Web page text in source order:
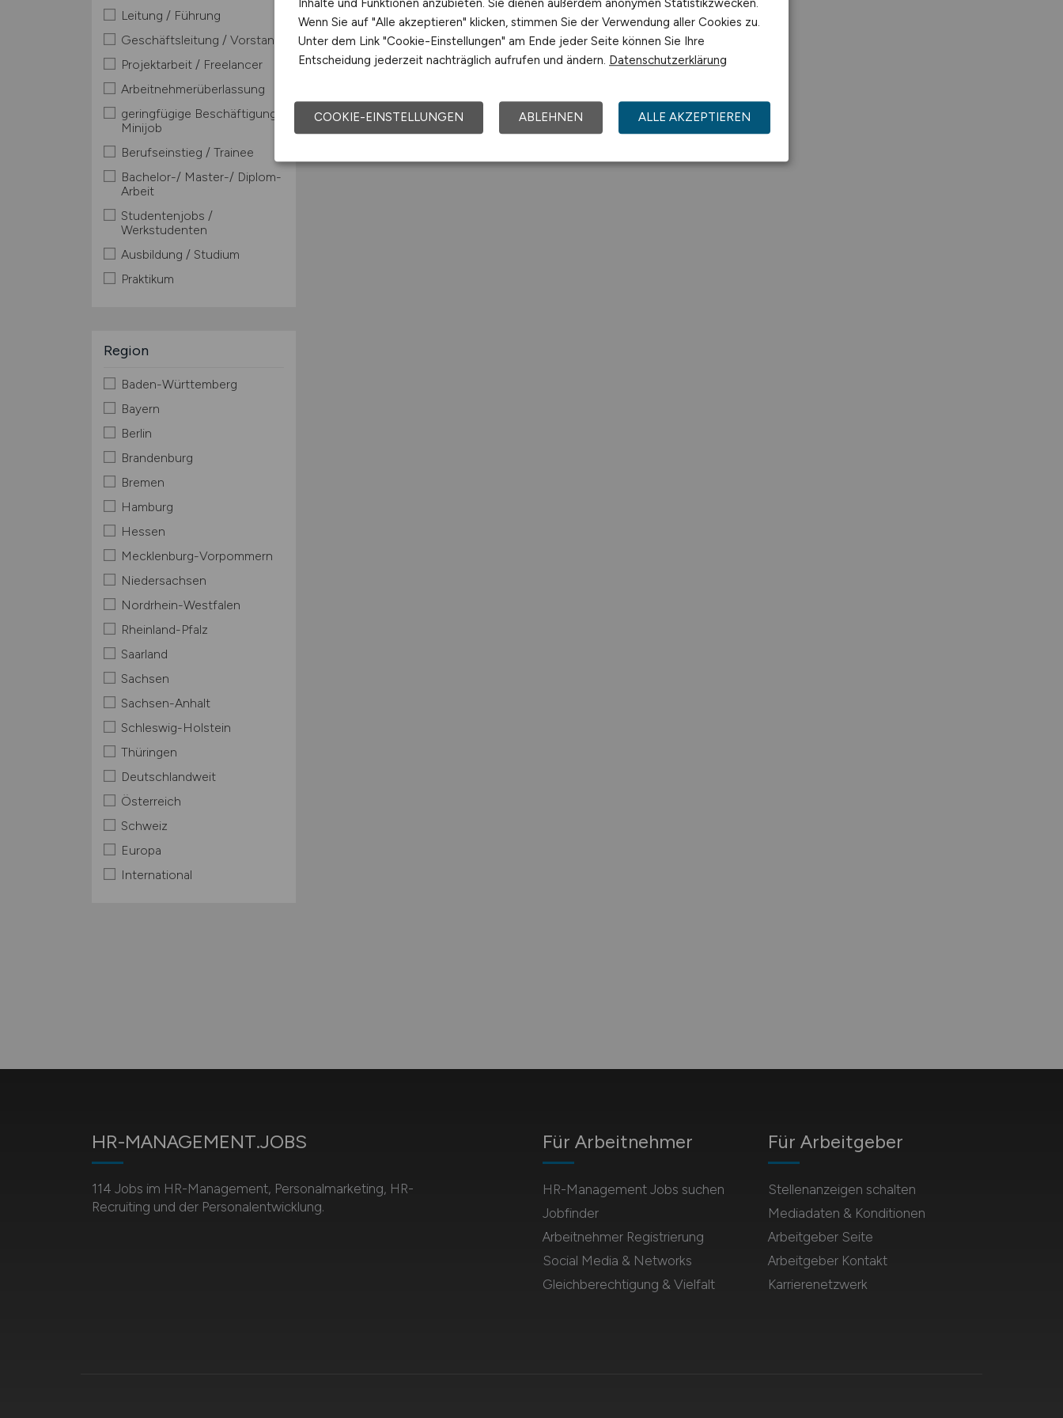
Leitung / Führung
Geschäftsleitung / Vorstand
Projektarbeit / Freelancer
Arbeitnehmerüberlassung
geringfügige Beschäftigung /
Minijob
Berufseinstieg / Trainee
Bachelor-/ Master-/ Diplom-
Arbeit
Studentenjobs /
Werkstudenten
Ausbildung / Studium
Praktikum
Region
Baden-Württemberg
Bayern
Berlin
Brandenburg
Bremen
Hamburg
Hessen
Mecklenburg-Vorpommern
Niedersachsen
Nordrhein-Westfalen
Rheinland-Pfalz
Saarland
Sachsen
Sachsen-Anhalt
Schleswig-Holstein
Thüringen
Deutschlandweit
Österreich
Schweiz
Europa
International
HR-MANAGEMENT.JOBS
114 Jobs im HR-Management, Personal­marketing, HR-
Recruiting und der Personalentwicklung.
Für Arbeitnehmer
HR-Management Jobs suchen
Jobfinder
Arbeitnehmer Registrierung
Social Media & Networks
Gleichberechtigung & Vielfalt
Für Arbeitgeber
Stellenanzeigen schalten
Mediadaten & Konditionen
Arbeitgeber Seite
Arbeitgeber Kontakt
Karrierenetzwerk
Inhalte und Funktionen anzubieten. Sie dienen außerdem anonymen Statistikzwecken.
Wenn Sie auf "Alle akzeptieren" klicken, stimmen Sie der Verwendung aller Cookies zu.
Unter dem Link "Cookie-Einstellungen" am Ende jeder Seite können Sie Ihre
Entscheidung jederzeit nachträglich aufrufen und ändern. Datenschutzerklärung
COOKIE-EINSTELLUNGEN ABLEHNEN ALLE AKZEPTIEREN